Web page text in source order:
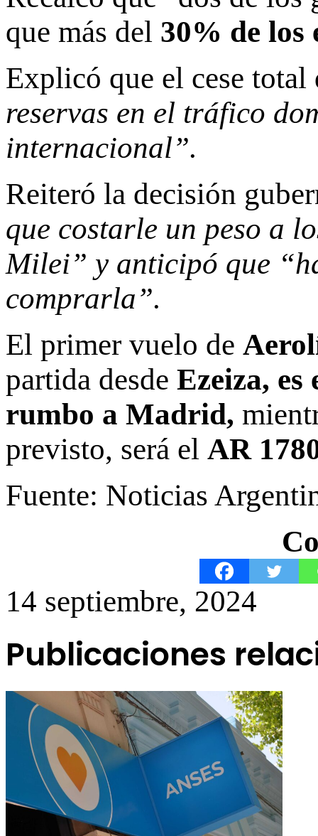
que más del 30% de los
Explicó que el cese
reservas en el tráfico
internacional”.
Reiteró la decisión
que costarle un peso a
Milei” y anticipó que
comprarla”.
El primer vuelo de
partida desde Ezeiza, es
rumbo a Madrid,
previsto, será el AR
Fuente: Noticias
14 septiembre, 2024
Publicaciones